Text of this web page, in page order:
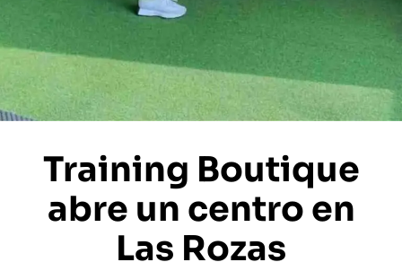
Training Boutique
abre un centro en
Las Rozas